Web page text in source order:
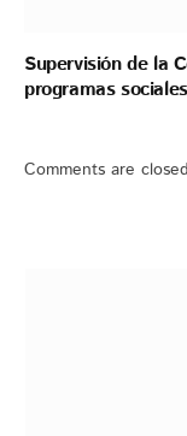
Supervisión de la
programas
Comments are